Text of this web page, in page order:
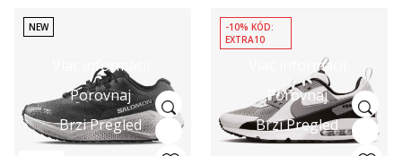
Viac informácií
Porovnaj
Brzi Pregled
NEW
Viac informácií
Porovnaj
Brzi Pregled
-10% KÓD:
EXTRA10